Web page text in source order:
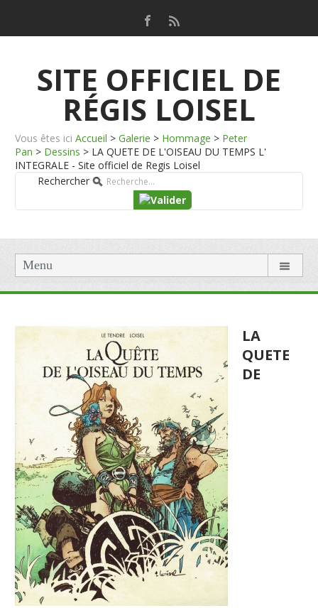
SITE OFFICIEL DE
RÉGIS LOISEL
Vous êtes ici Accueil > Galerie > Hommage > Peter
Pan > Dessins > LA QUETE DE L'OISEAU DU TEMPS L'
INTEGRALE - Site officiel de Regis Loisel
Rechercher
Menu
LA
QUETE
DE